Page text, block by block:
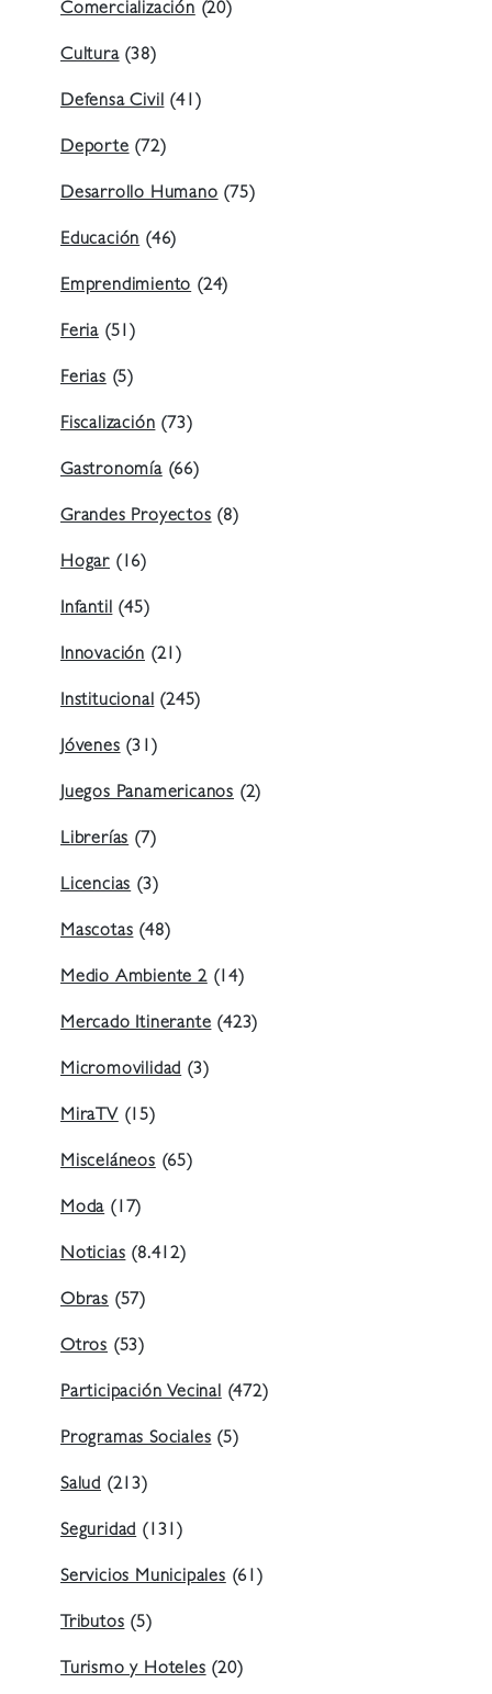
Comercialización (20)
Cultura(38)
Defensa Civil (41)
Deporte (72)
Desarrollo Humano (75)
Educación (46)
Emprendimiento (24)
Feria (51)
Ferias (5)
Fiscalización (73)
Gastronomía(66)
Grandes Proyectos (8)
Hogar (16)
Infantil (45)
Innovación (21)
Institucional (245)
Jóvenes (31)
Juegos Panamericanos (2)
Librerías (7)
Licencias (3)
Mascotas (48)
Medio Ambiente 2(14)
Mercado Itinerante (423)
Micromovilidad (3)
MiraTV (15)
Misceláneos (65)
Moda (17)
Noticias (8.412)
Obras (57)
Otros (53)
Participación Vecinal (472)
Programas Sociales (5)
Salud (213)
Seguridad (131)
Servicios Municipales (61)
Tributos (5)
Turismo y Hoteles (20)